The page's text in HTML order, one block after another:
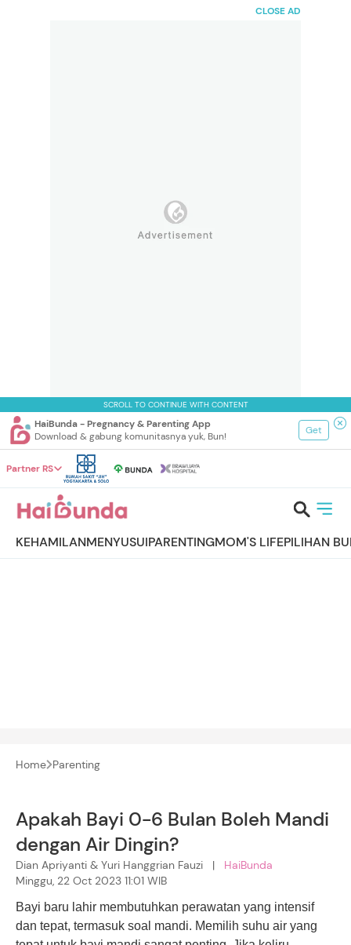
CLOSE AD
SCROLL TO CONTINUE WITH CONTENT
HaiBunda - Pregnancy & Parenting App
Download & gabung komunitasnya yuk, Bun!
Get
Partner RS
KEHAMILANMENYUSUIPARENTINGMOM'S LIFEPILIHAN
Home Parenting
Apakah Bayi 0-6 Bulan Boleh Mandi
dengan Air Dingin?
Dian Apriyanti & Yuri Hanggrian Fauzi | HaiBunda
Minggu, 22 Oct 2023 11:01 WIB
Bayi baru lahir membutuhkan perawatan yang intensif
dan tepat, termasuk soal mandi. Memilih suhu air yang